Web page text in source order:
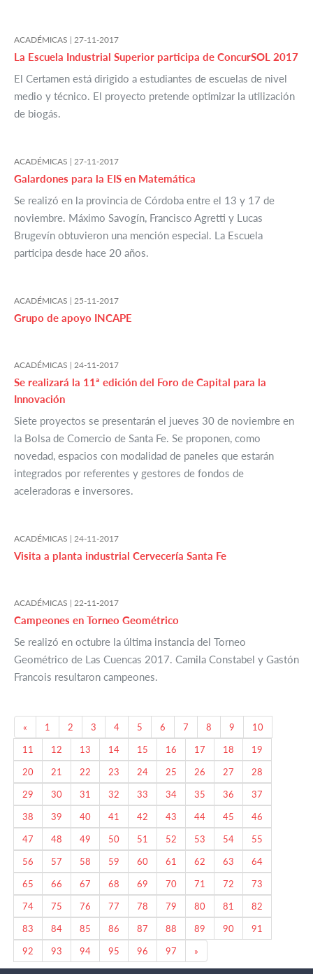
ACADÉMICAS | 27-11-2017
La Escuela Industrial Superior participa de ConcurSOL 2017
El Certamen está dirigido a estudiantes de escuelas de nivel
medio y técnico. El proyecto pretende optimizar la utilización
de biogás.
ACADÉMICAS | 27-11-2017
Galardones para la EIS en Matemática
Se realizó en la provincia de Córdoba entre el 13 y 17 de
noviembre. Máximo Savogín, Francisco Agretti y Lucas
Brugevín obtuvieron una mención especial. La Escuela
participa desde hace 20 años.
ACADÉMICAS | 25-11-2017
Grupo de apoyo INCAPE
ACADÉMICAS | 24-11-2017
Se realizará la 11ª edición del Foro de Capital para la
Innovación
Siete proyectos se presentarán el jueves 30 de noviembre en
la Bolsa de Comercio de Santa Fe. Se proponen, como
novedad, espacios con modalidad de paneles que estarán
integrados por referentes y gestores de fondos de
aceleradoras e inversores.
ACADÉMICAS | 24-11-2017
Visita a planta industrial Cervecería Santa Fe
ACADÉMICAS | 22-11-2017
Campeones en Torneo Geométrico
Se realizó en octubre la última instancia del Torneo
Geométrico de Las Cuencas 2017. Camila Constabel y Gastón
Francois resultaron campeones.
« Previous
1 2 3 4 5 6 7 8 9
10
11
12 13 14 15 16 17 18
19
20
21 22 23 24 25 26 27
28
29
30 31 32 33 34 35 36
37
38
39 40 41 42 43 44 45
46
47
48 49 50 51 52 53 54
55
56
57 58 59 60 61 62 63
64
65
66 67 68 69 70 71 72
73
74
75 76 77 78 79 80 81
82
83
84 85 86 87 88 89 90
91
92
93 94 95 96 97 »